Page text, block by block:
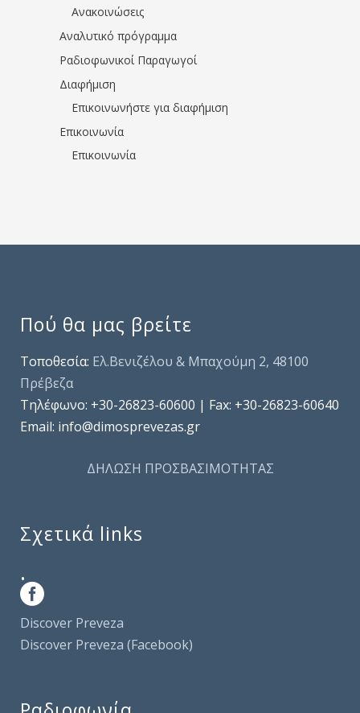
Ανακοινώσεις
Αναλυτικό πρόγραμμα
Ραδιοφωνικοί Παραγωγοί
Διαφήμιση
Επικοινωνήστε για διαφήμιση
Επικοινωνία
Επικοινωνία
Πού θα μας βρείτε
Τοποθεσία: Ελ.Βενιζέλου & Μπαχούμη 2, 48100
Πρέβεζα
Τηλέφωνo: +30-26823-60600 | Fax: +30-26823-60640
Email: info@dimosprevezas.gr
ΔΗΛΩΣΗ ΠΡΟΣΒΑΣΙΜΟΤΗΤΑΣ
Σχετικά links
.
Discover Preveza
Discover Preveza (Facebook)